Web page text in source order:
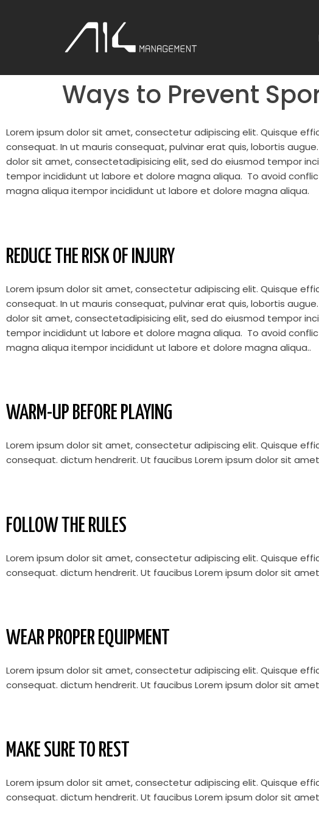
Ways to Prevent
Lorem ipsum dolor sit amet, consectetur adipiscing elit. Quisque
consequat. In ut mauris consequat, pulvinar erat quis, lobortis
dolor sit amet, consectetadipisicing elit, sed do eiusmod tempor
tempor incididunt ut labore et dolore magna aliqua. To avoid
magna aliqua itempor incididunt ut labore et dolore magna aliqua.
REDUCE THE RISK OF INJURY
Lorem ipsum dolor sit amet, consectetur adipiscing elit. Quisque
consequat. In ut mauris consequat, pulvinar erat quis, lobortis
dolor sit amet, consectetadipisicing elit, sed do eiusmod tempor
tempor incididunt ut labore et dolore magna aliqua. To avoid
magna aliqua itempor incididunt ut labore et dolore magna aliqua..
WARM-UP BEFORE PLAYING
Lorem ipsum dolor sit amet, consectetur adipiscing elit. Quisque
consequat. dictum hendrerit. Ut faucibus Lorem ipsum dolor sit
FOLLOW THE RULES
Lorem ipsum dolor sit amet, consectetur adipiscing elit. Quisque
consequat. dictum hendrerit. Ut faucibus Lorem ipsum dolor sit
WEAR PROPER EQUIPMENT
Lorem ipsum dolor sit amet, consectetur adipiscing elit. Quisque
consequat. dictum hendrerit. Ut faucibus Lorem ipsum dolor sit
MAKE SURE TO REST
Lorem ipsum dolor sit amet, consectetur adipiscing elit. Quisque
consequat. dictum hendrerit. Ut faucibus Lorem ipsum dolor sit